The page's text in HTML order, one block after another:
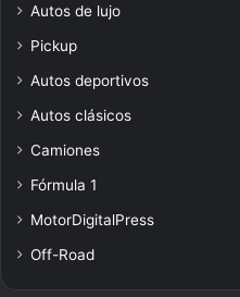
Autos de lujo
Pickup
Autos deportivos
Autos clásicos
Camiones
Fórmula 1
MotorDigitalPress
Off-Road